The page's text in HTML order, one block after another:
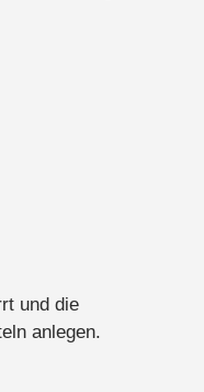
und die
anlegen.